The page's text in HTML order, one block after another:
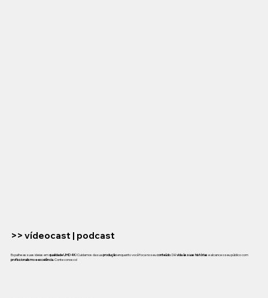
>> vídeocast | podcast
Espalhe as suas ideias emqualidade UHD 4K! Cuidamos da suaproduçãoenquanto você foca no seuconteúdo . Dêvida às suas históriase alcance o seu público com
profissionalismo e excelência . Conte conosco!